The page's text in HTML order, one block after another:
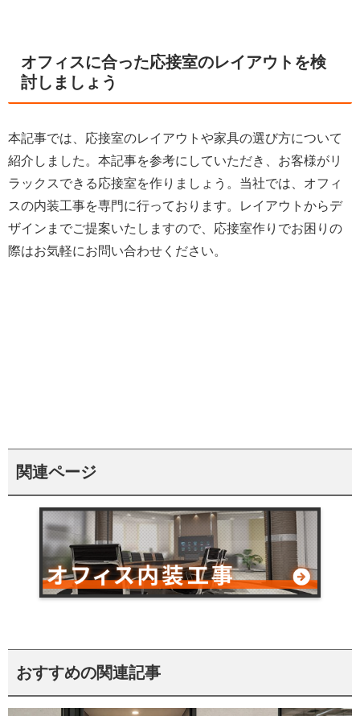
オフィスに合った応接室のレイアウトを検
討しましょう
本記事では、応接室のレイアウトや家具の選び方について
紹介しました。本記事を参考にしていただき、お客様がリ
ラックスできる応接室を作りましょう。当社では、オフィ
スの内装工事を専門に行っております。レイアウトからデ
ザインまでご提案いたしますので、応接室作りでお困りの
際はお気軽にお問い合わせください。
関連ページ
おすすめの関連記事